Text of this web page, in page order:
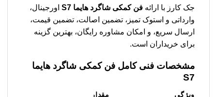
جک کارز با ارائه فن کمکی شاگرد هایما S7
اورجینال،
وارداتی و استوک تمیز، تضمین اصالت، تضمین قیمت،
ارسال سریع، و امکان مشاوره رایگان، بهترین گزینه
برای خریداران است.
مشخصات فنی کامل فن کمکی شاگرد هایما
S7
ویژگی مقدار